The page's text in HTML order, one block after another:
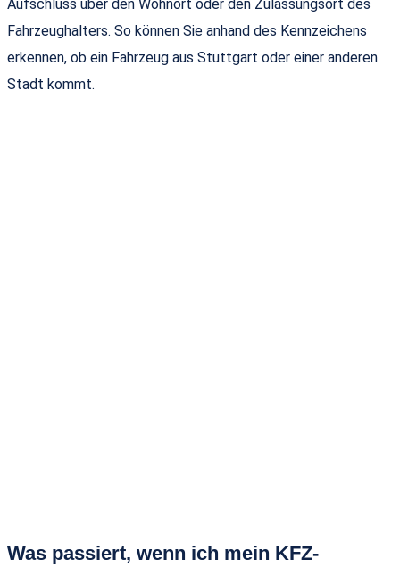
Aufschluss über den Wohnort oder den Zulassungsort des
Fahrzeughalters. So können Sie anhand des Kennzeichens
erkennen, ob ein Fahrzeug aus Stuttgart oder einer anderen
Stadt kommt.
Was passiert, wenn ich mein KFZ-